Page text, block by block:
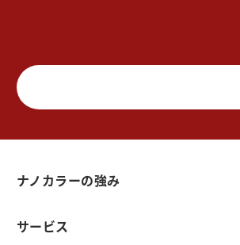
ナノカラーの強み
サービス